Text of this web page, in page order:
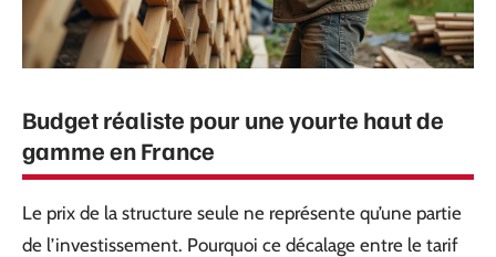
Budget réaliste pour une yourte haut de
gamme en France
Le prix de la structure seule ne représente qu’une partie
de l’investissement. Pourquoi ce décalage entre le tarif